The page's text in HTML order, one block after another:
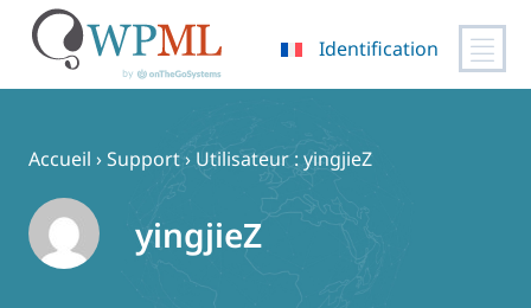
contenu
Identification
Accueil ›Support› Utilisateur : yingjieZ
yingjieZ